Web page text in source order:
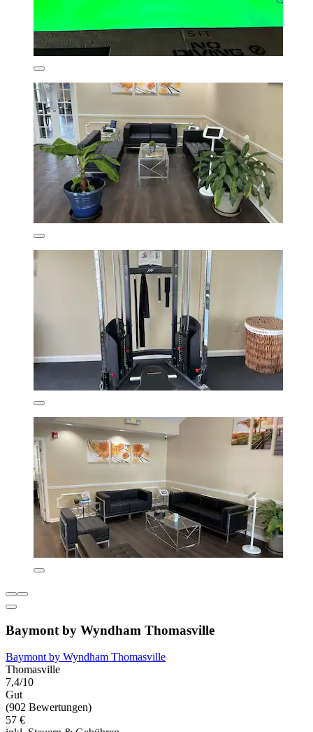
Baymont by Wyndham Thomasville
Baymont by Wyndham Thomasville
Thomasville
7,4/10
Gut
(902 Bewertungen)
57 €